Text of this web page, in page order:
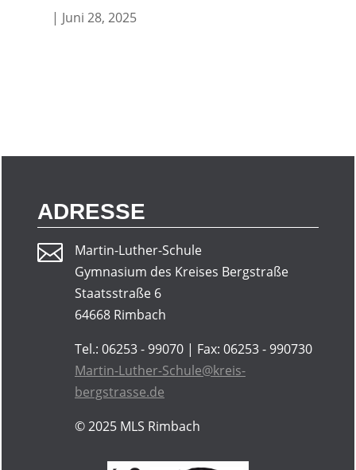
| Juni 28, 2025
ADRESSE

Martin-Luther-Schule
Gymnasium des Kreises Bergstraße
Staatsstraße 6
64668 Rimbach
Tel.: 06253 - 99070 | Fax: 06253 - 990730
Martin-Luther-Schule@kreis-
bergstrasse.de
© 2025MLS Rimbach